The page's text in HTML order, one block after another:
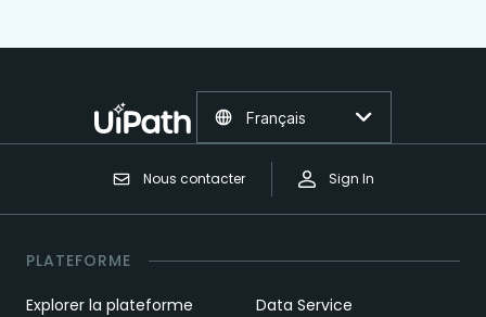
Nous contacter Sign In
Français
PLATEFORME
Explorer la plateforme Data Service